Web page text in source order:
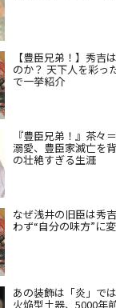
【豊臣兄弟！】秀吉
のか？ 天下人を彩っ
で一挙紹介
『豊臣兄弟！』茶々
溺愛、豊臣家滅亡を
の壮絶すぎる生涯
なぜ浅井の旧臣は秀
わず“自分の味方”に
あの装飾は「炎」で
火焔型土器、5000年